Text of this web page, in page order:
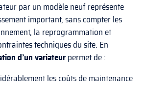
par un modèle neuf représente
important, sans compter les
la reprogrammation et
techniques du site. En
d’un variateurpermet de :
les coûts de maintenance